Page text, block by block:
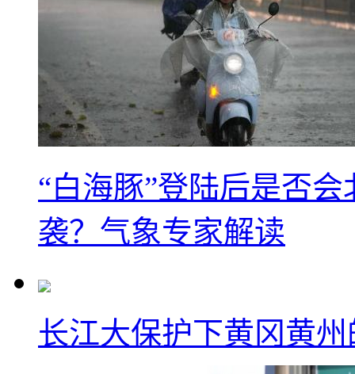
“白海豚”登陆后是否
袭？气象专家解读
长江大保护下黄冈黄